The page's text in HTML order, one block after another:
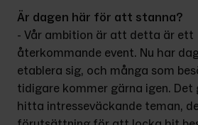
Är dagen här för att stanna?
- Vår ambition är att detta är ett
återkommande event. Nu har
etablera sig, och många som
tidigare kommer gärna igen.
hitta intresseväckande teman,